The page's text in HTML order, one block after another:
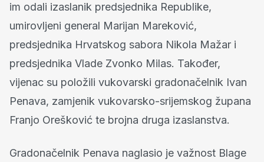
im odali izaslanik predsjednika Republike,
umirovljeni general Marijan Mareković,
predsjednika Hrvatskog sabora Nikola Mažar i
predsjednika Vlade Zvonko Milas. Također,
vijenac su položili vukovarski gradonačelnik Ivan
Penava, zamjenik vukovarsko-srijemskog župana
Franjo Orešković te brojna druga izaslanstva.
Gradonačelnik Penava naglasio je važnost Blage